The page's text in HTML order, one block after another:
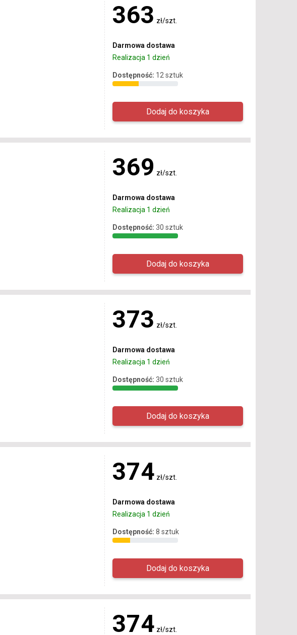
363 zł/szt.
Darmowa dostawa
Realizacja 1 dzień
Dostępność: 12 sztuk
369 zł/szt.
Darmowa dostawa
Realizacja 1 dzień
Dostępność: 30 sztuk
373 zł/szt.
Darmowa dostawa
Realizacja 1 dzień
Dostępność: 30 sztuk
374 zł/szt.
Darmowa dostawa
Realizacja 1 dzień
Dostępność: 8 sztuk
374 zł/szt.